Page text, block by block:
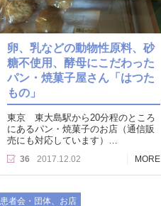
卵、乳などの動物性原料、砂
糖不使用、酵母にこだわった
パン・焼菓子屋さん「はつた
もの」
東京 東大島駅から20分程のところ
にあるパン・焼菓子のお店（通信販
売にも対応しています）…
36 2017.12.02 MORE
患者会・団体、お店